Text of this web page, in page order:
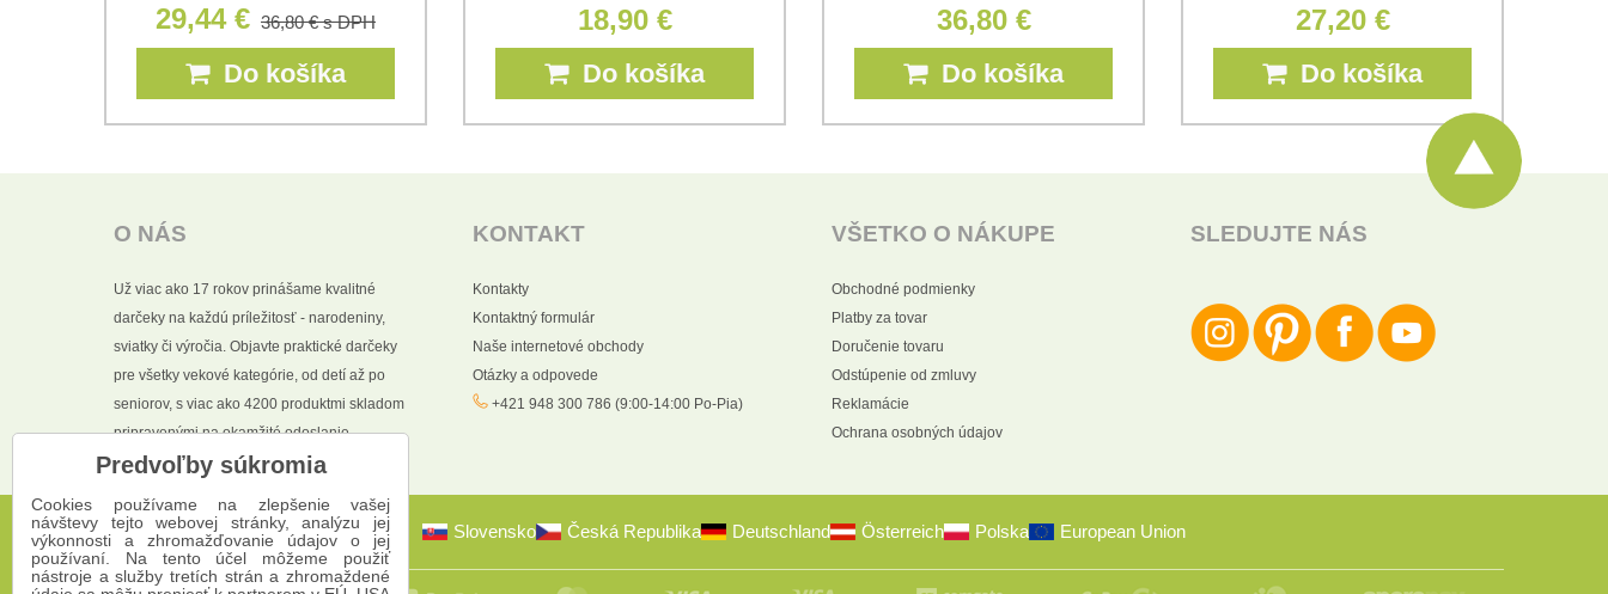
29,44 € 36,80 €s DPH
Do košíka
18,90 €
Do košíka
36,80 €
Do košíka
27,20 €
Do košíka
O NÁS
Už viac ako 17 rokov prinášame kvalitné
darčeky na každú príležitosť - narodeniny,
sviatky či výročia. Objavte praktické darčeky
pre všetky vekové kategórie, od detí až po
seniorov, s viac ako 4200 produktmi skladom
pripravenými na okamžité odoslanie.
KONTAKT
Kontakty
Kontaktný formulár
Naše internetové obchody
Otázky a odpovede
+421 948 300 786 (9:00-14:00 Po-Pia)
VŠETKO O NÁKUPE
Obchodné podmienky
Platby za tovar
Doručenie tovaru
Odstúpenie od zmluvy
Reklamácie
Ochrana osobných údajov
SLEDUJTE NÁS
Slovensko Česká Republika Deutschland Österreich Polska European Union
Predvoľby súkromia
Cookies používame na zlepšenie vašej
návštevy tejto webovej stránky, analýzu jej
výkonnosti a zhromažďovanie údajov o jej
používaní. Na tento účel môžeme použiť
nástroje a služby tretích strán a zhromaždené